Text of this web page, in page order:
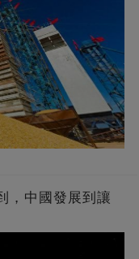
，中國發展到讓